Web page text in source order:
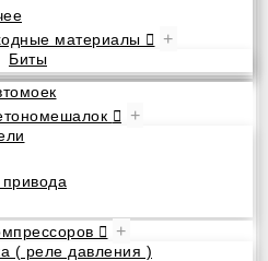
материалы
+
Биты
+
+
( реле давления )